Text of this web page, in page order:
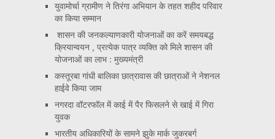
युवामोर्चा ग्रामीण ने तिरंगा अभियान के तहत शहीद परिवार
का किया सम्मान
शासन की जनकल्याणकारी योजनाओं का करें समयबद्ध
क्रियान्वयन , प्रत्येक पात्र व्यक्ति को मिले शासन की
योजनाओं का लाभ : मुख्यमंत्री
कस्तूरबा गांधी बालिका छात्रावास की छात्राओं ने नेशनल
हाईवे किया जाम
नगरदा वॉटरफॉल में काई में पैर फिसलने से खाई में गिरा
युवक
भारतीय अधिकारियों के सामने झुके मार्क जुकरबर्ग